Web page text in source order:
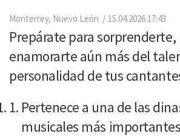
Monterrey, Nuevo León 15.04.2026 17:43
Prepárate para sorprenderte,
enamorarte aún más del
personalidad de tus
Pertenece a una de las
musicales más